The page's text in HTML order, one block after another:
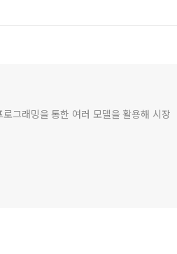
그래밍을 통한 여러 모델을 활용해 시장